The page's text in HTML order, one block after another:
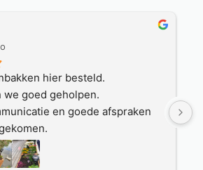
hier besteld.
goed geholpen.
en goede afspraken
zijn geleverd door een